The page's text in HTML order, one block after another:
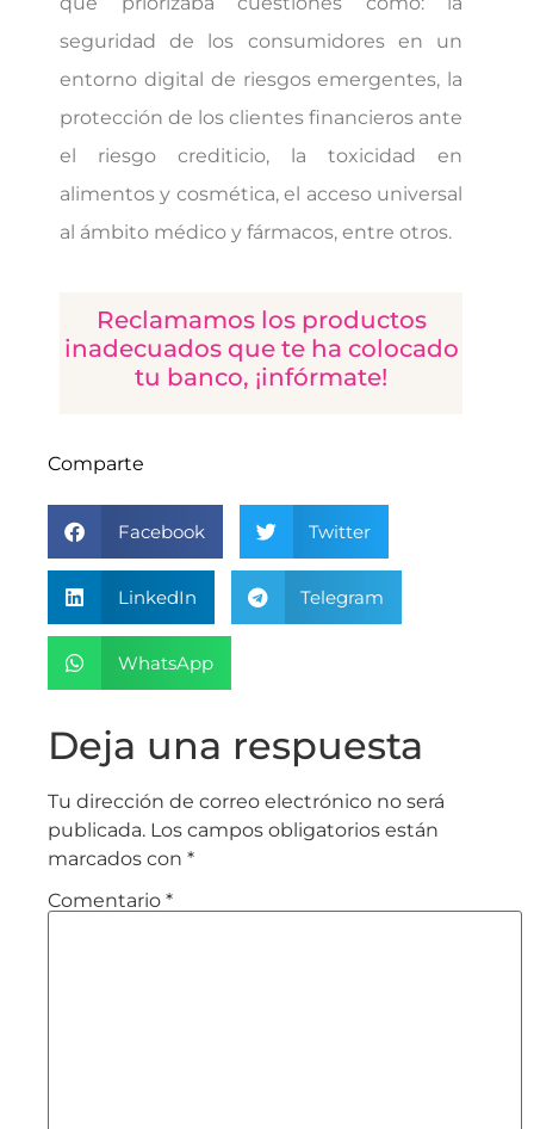
seguridad de los consumidores en un
entorno digital de riesgos emergentes, la
protección de los clientes financieros ante
el riesgo crediticio, la toxicidad en
alimentos y cosmética, el acceso universal
al ámbito médico y fármacos, entre otros.
Reclamamos los productos
inadecuados que te ha colocado
tu banco, ¡infórmate!
Comparte
Facebook Twitter
LinkedIn Telegram
WhatsApp
Deja una respuesta
Tu dirección de correo electrónico no será
publicada. Los campos obligatorios están
marcados con *
Comentario *